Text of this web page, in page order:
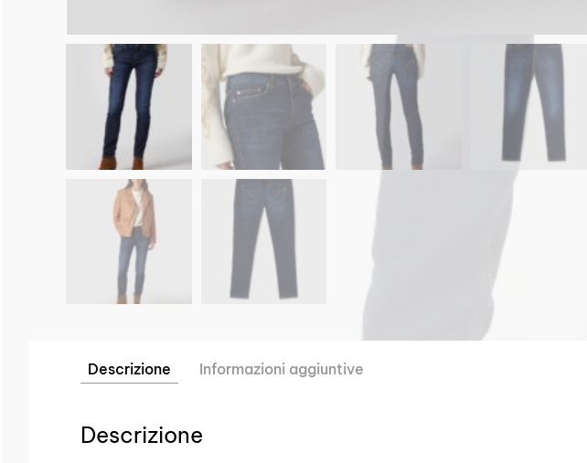
Descrizione Informazioni aggiuntive
Descrizione